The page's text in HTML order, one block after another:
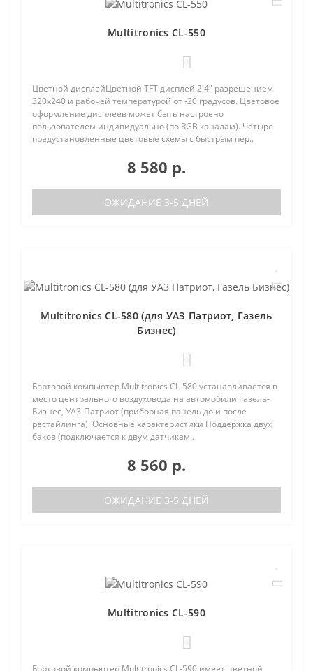
Multitronics CL-550
Цветной дисплейЦветной TFT дисплей 2.4" разрешением
320х240 и рабочей температурой от -20 градусов. Цветовое
оформление дисплеев может быть настроено
пользователем индивидуально (по RGB каналам). Четыре
предустановленные цветовые схемы с быстрым пер..
8 580 р.
ОЖИДАНИЕ 3-5 ДНЕЙ
Multitronics CL-580 (для УАЗ Патриот, Газель
Бизнес)
Бортовой компьютер Multitronics CL-580 устанавливается в
место центрального воздуховода на автомобили Газель-
Бизнес, УАЗ-Патриот (приборная панель до и после
рестайлинга). Основные характеристики Поддержка двух
баков (подключается к двум датчикам..
8 560 р.
ОЖИДАНИЕ 3-5 ДНЕЙ
Multitronics CL-590